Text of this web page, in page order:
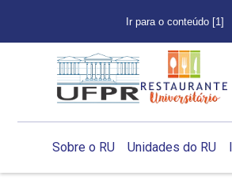
Ir para o conteúdo [1]
Sobre o RU Unidades do RU